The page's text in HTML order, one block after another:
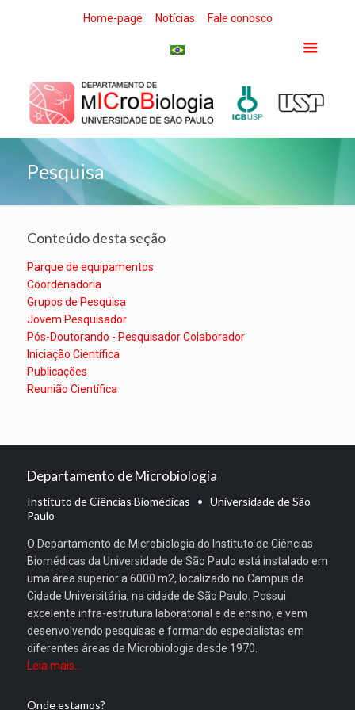
Home-page Notícias Fale conosco
Pesquisa
Conteúdo desta seção
Parque de equipamentos
Coordenadoria
Grupos de Pesquisa
Jovem Pesquisador
Pós-Doutorando - Pesquisador Colaborador
Iniciação Científica
Publicações
Reunião Científica
Departamento de Microbiologia
Instituto de Ciências Biomédicas • Universidade de São
Paulo
O Departamento de Microbiologia do Instituto de Ciências
Biomédicas da Universidade de São Paulo está instalado em
uma área superior a 6000 m2, localizado no Campus da
Cidade Universitária, na cidade de São Paulo. Possui
excelente infra-estrutura laboratorial e de ensino, e vem
desenvolvendo pesquisas e formando especialistas em
diferentes áreas da Microbiologia desde 1970.
Leia mais...
Onde estamos?